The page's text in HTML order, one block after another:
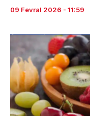
09 Fevral 2026 - 11:59